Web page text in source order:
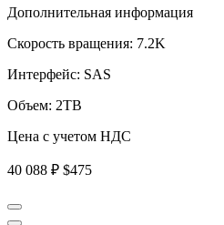
Дополнительная информация
Скорость вращения: 7.2K
Интерфейс: SAS
Объем: 2TB
Цена с учетом НДС
40 088 ₽ $475